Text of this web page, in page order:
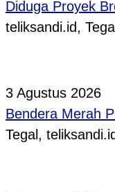
Diduga Proyek
teliksandi.id,
3 Agustus 2026
Bendera Merah
Tegal,